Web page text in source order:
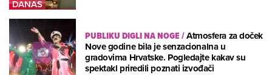
PUBLIKU DIGLI NA NOGE/Atmosfera za doček
Nove godine bila je senzacionalna u
gradovima Hrvatske. Pogledajte kakav su
spektakl priredili poznati izvođači